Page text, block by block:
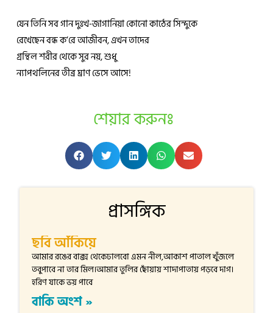
যেন তিনি সব গান দুঃখ-জাগানিয়া কোনো কাঠের সিন্দুকে
রেখেছেন বন্ধ ক’রে আজীবন, এখন তাদের
গ্রন্থিল শরীর থেকে সুর নয়, শুধু
ন্যাপথলিনের তীব্র ঘ্রাণ ভেসে আসে!
শেয়ার করুনঃ
প্রাসঙ্গিক
ছবি আঁকিয়ে
আমার রঙের বাক্স থেকেঢালবো এমন নীল,আকাশ পাতাল খুঁজলে
তবুপাবে না তার মিল।আমার তুলির ছোঁয়ায় শাদাপাতায় পড়বে দাগ।
হরিণ যাকে ভয় পাবে
বাকি অংশ »